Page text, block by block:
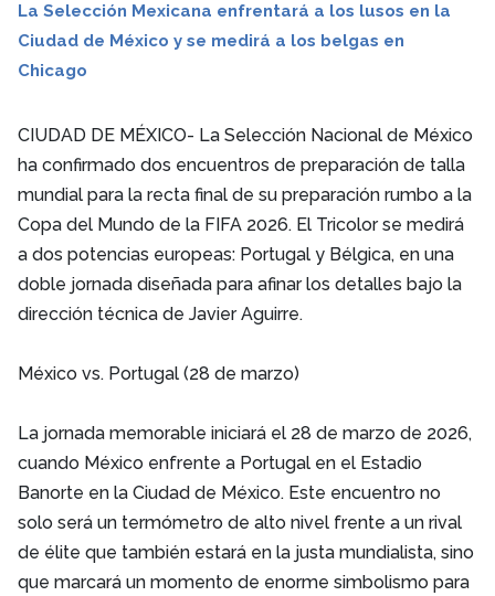
La Selección Mexicana enfrentará a los lusos en la
Ciudad de México y se medirá a los belgas en
Chicago
CIUDAD DE MÉXICO- La Selección Nacional de México
ha confirmado dos encuentros de preparación de talla
mundial para la recta final de su preparación rumbo a la
Copa del Mundo de la FIFA 2026. El Tricolor se medirá
a dos potencias europeas: Portugal y Bélgica, en una
doble jornada diseñada para afinar los detalles bajo la
dirección técnica de Javier Aguirre.
México vs. Portugal (28 de marzo)
La jornada memorable iniciará el 28 de marzo de 2026,
cuando México enfrente a Portugal en el Estadio
Banorte en la Ciudad de México. Este encuentro no
solo será un termómetro de alto nivel frente a un rival
de élite que también estará en la justa mundialista, sino
que marcará un momento de enorme simbolismo para